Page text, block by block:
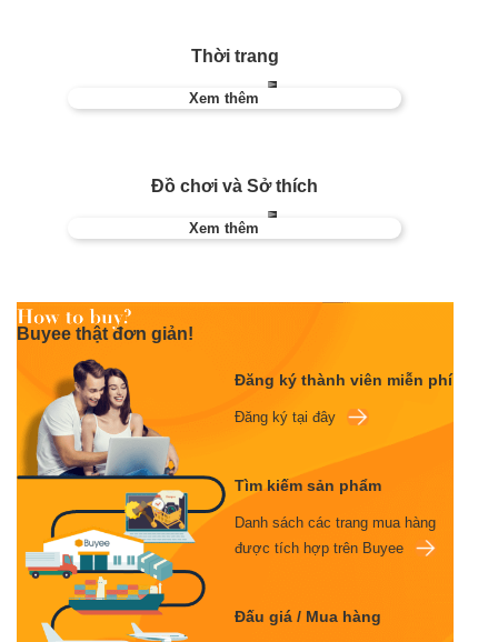
Thời trang
Xem thêm
Đồ chơi và Sở thích
Xem thêm
Buyee thật đơn giản!
Đăng ký thành viên miễn phí
Đăng ký tại đây
Tìm kiếm sản phẩm
Danh sách các trang mua hàng
được tích hợp trên Buyee
Đấu giá / Mua hàng